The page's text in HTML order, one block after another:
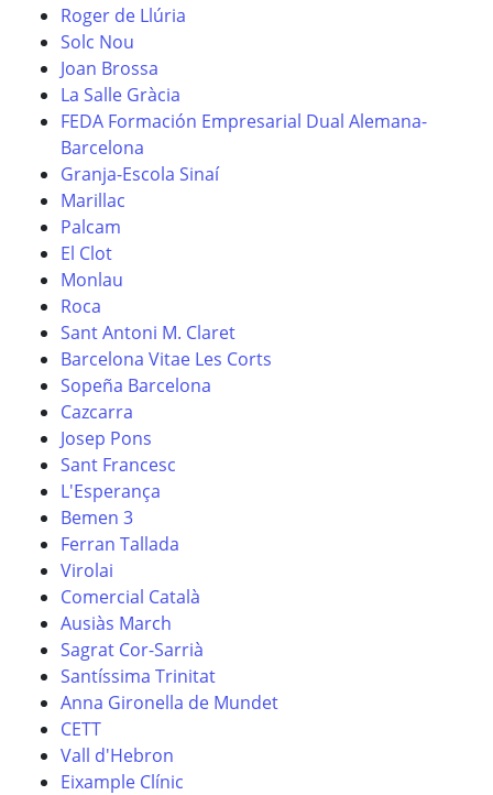
Roger de Llúria
Solc Nou
Joan Brossa
La Salle Gràcia
FEDA Formación Empresarial Dual Alemana-
Barcelona
Granja-Escola Sinaí
Marillac
Palcam
El Clot
Monlau
Roca
Sant Antoni M. Claret
Barcelona Vitae Les Corts
Sopeña Barcelona
Cazcarra
Josep Pons
Sant Francesc
L'Esperança
Bemen 3
Ferran Tallada
Virolai
Comercial Català
Ausiàs March
Sagrat Cor-Sarrià
Santíssima Trinitat
Anna Gironella de Mundet
CETT
Vall d'Hebron
Eixample Clínic